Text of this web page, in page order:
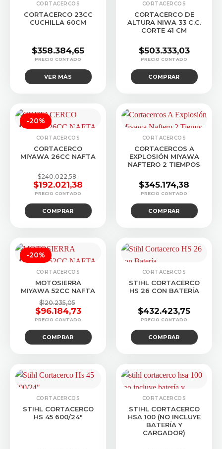
CORTACERCOS
CORTACERCO 23CC
CUCHILLA 60CM
$358.384,65
VER MÁS
CORTACERCOS
CORTACERCO DE
ALTURA NIWA 33 C.C.
CORTE 41 CM
$503.333,03
COMPRAR
-20%
CORTACERCOS
CORTACERCO
MIYAWA 26CC NAFTA
$240.022,58
precio
original
$192.021,38
precio
actual
COMPRAR
CORTACERCOS
CORTACERCOS A
EXPLOSIÓN MIYAWA
NAFTERO 2 TIEMPOS
$345.174,38
COMPRAR
-20%
CORTACERCOS
MOTOSIERRA
MIYAWA 52CC NAFTA
$120.235,05
precio
original
$96.184,73
precio
actual
COMPRAR
CORTACERCOS
STIHL CORTACERCO
HS 26 CON BATERÍA
$432.423,75
COMPRAR
CORTACERCOS
STIHL CORTACERCO
HS 45 600/24″
CORTACERCOS
STIHL CORTACERCO
HSA 100 (NO INCLUYE
BATERÍA Y
CARGADOR)